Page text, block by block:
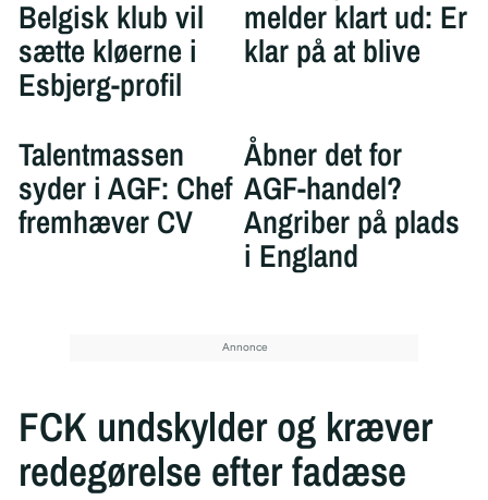
Belgisk klub vil
sætte kløerne i
Esbjerg-profil
melder klart ud: Er
klar på at blive
Talentmassen
syder i AGF: Chef
fremhæver CV
Åbner det for
AGF-handel?
Angriber på plads
i England
FCK undskylder og kræver
redegørelse efter fadæse